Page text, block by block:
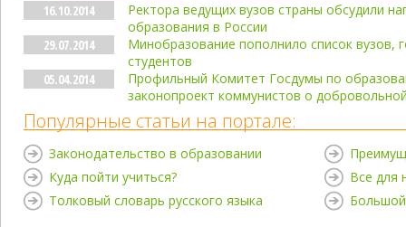
16.10.2014
Ректора ведущих вузов страны обсудили
образования в России
29.07.2014
Минобразование пополнило список вузов,
студентов
05.04.2014
Профильный Комитет Госдумы по
законопроект коммунистов о
Популярные статьи на портале:
Законодательство в образовании
Куда пойти учиться?
Толковый словарь русского языка
Все для
Большой